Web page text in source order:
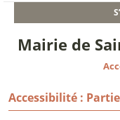
Mairie de
Accessibilité :